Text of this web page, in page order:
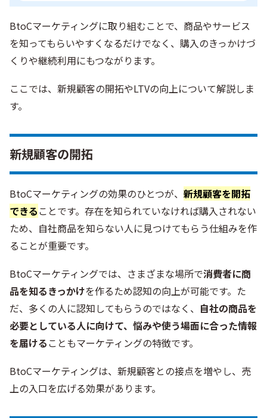
BtoCマーケティングに取り組むことで、商品やサービス
を知ってもらいやすくなるだけでなく、購入のきっかけづ
くりや継続利用にもつながります。
ここでは、新規顧客の開拓やLTVの向上について解説しま
す。
新規顧客の開拓
BtoCマーケティングの効果のひとつが、 新規顧客を開拓
できる ことです。存在を知られていなければ購入されない
ため、自社商品を知らない人に見つけてもらう仕組みを作
ることが重要です。
BtoCマーケティングでは、さまざまな場所で消費者に商
品を知るきっかけを作るため認知の向上が可能です。た
だ、多くの人に認知してもらうのではなく、 自社の商品を
必要としている人に向けて、悩みや使う場面に合った情報
を届ける こともマーケティングの特徴です。
BtoCマーケティングは、新規顧客との接点を増やし、売
上の入口を広げる効果があります。